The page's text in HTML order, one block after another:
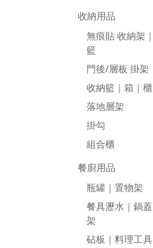
收納用品
無痕貼 收納架｜
籃
門後/層板 掛架
收納籃｜箱｜櫃
落地層架
掛勾
組合櫃
餐廚用品
瓶罐｜置物架
餐具瀝水｜鍋蓋
架
砧板｜料理工具